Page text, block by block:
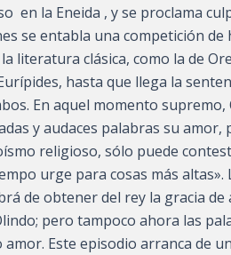
en la Eneida , y se proclama
se entabla una competición
literatura clásica, como la de
hasta que llega la
En aquel momento
y audaces palabras su
religioso, sólo puede
urge para cosas más
de obtener del rey la gra­cia de
pero tampoco ahora las
Este episodio arranca de